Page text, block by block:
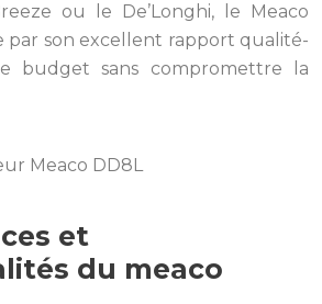
ou le De’Longhi, le Meaco
par son excellent rapport qualité-
budget sans compromettre la
et
du meaco